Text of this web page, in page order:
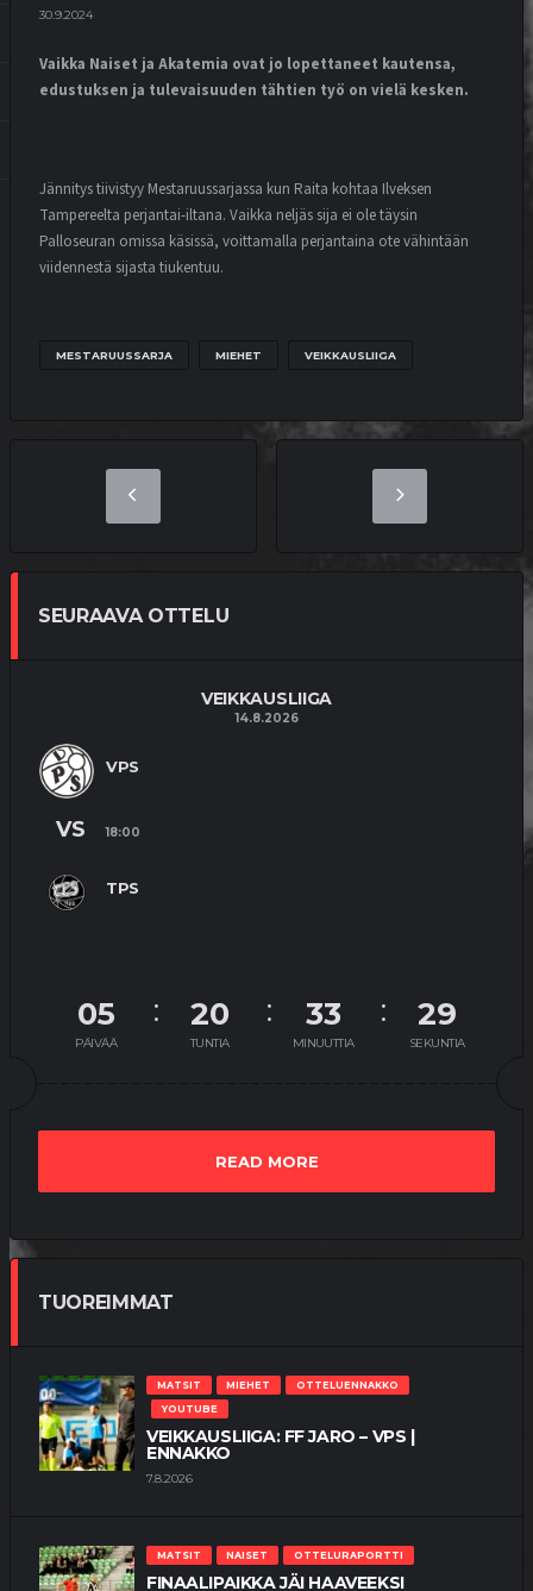
30.9.2024
Vaikka Naiset ja Akatemia ovat jo lopettaneet kautensa,
edustuksen ja tulevaisuuden tähtien työ on vielä kesken.
Jännitys tiivistyy Mestaruussarjassa kun Raita kohtaa Ilveksen
Tampereelta perjantai-iltana. Vaikka neljäs sija ei ole täysin
Palloseuran omissa käsissä, voittamalla perjantaina ote vähintään
viidennestä sijasta tiukentuu.
MESTARUUSSARJA MIEHET VEIKKAUSLIIGA
SEURAAVA OTTELU
VEIKKAUSLIIGA
14.8.2026
VPS
TPS
VS 18:00
05
PÄIVÄÄ
20
TUNTIA
33
MINUUTTIA
29
SEKUNTIA
READ MORE
TUOREIMMAT
MATSIT MIEHET
OTTELUENNAKKO
YOUTUBE
VEIKKAUSLIIGA: FF JARO – VPS |
ENNAKKO
7.8.2026
MATSIT NAISET OTTELURAPORTTI
FINAALIPAIKKA JÄI HAAVEEKSI